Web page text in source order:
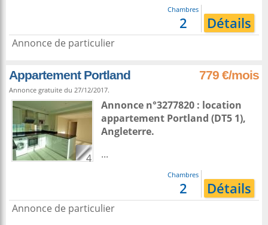
Chambres
2 Détails
Annonce de particulier
Appartement Portland 779 €/mois
Annonce gratuite du 27/12/2017.
4
Annonce n°3277820 : location
appartement Portland (DT5 1),
Angleterre.
...
Chambres
2 Détails
Annonce de particulier